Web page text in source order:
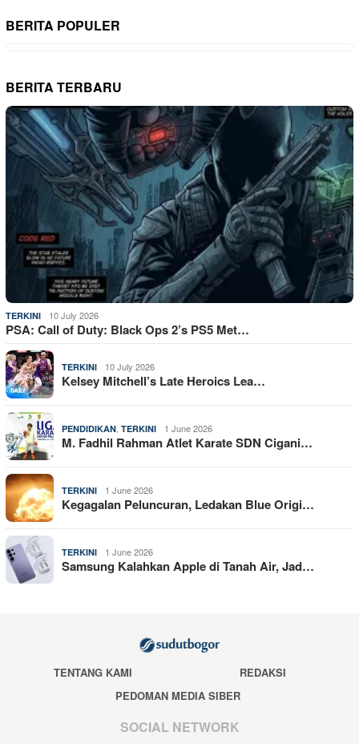
BERITA POPULER
BERITA TERBARU
TERKINI 10 July 2026
PSA: Call of Duty: Black Ops 2’s PS5 Met…
TERKINI 10 July 2026
Kelsey Mitchell’s Late Heroics Lea…
PENDIDIKAN, TERKINI 1 June 2026
M. Fadhil Rahman Atlet Karate SDN Cigani…
TERKINI 1 June 2026
Kegagalan Peluncuran, Ledakan Blue Origi…
TERKINI 1 June 2026
Samsung Kalahkan Apple di Tanah Air, Jad…
TENTANG KAMI
REDAKSI
PEDOMAN MEDIA SIBER
SOCIAL NETWORK